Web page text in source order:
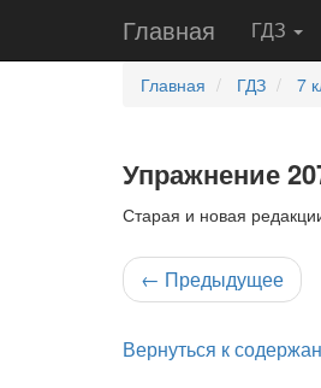
Главная ГДЗ
Главная ГДЗ 7
Упражнение
Старая и новая
← Предыдущее
Вернуться к